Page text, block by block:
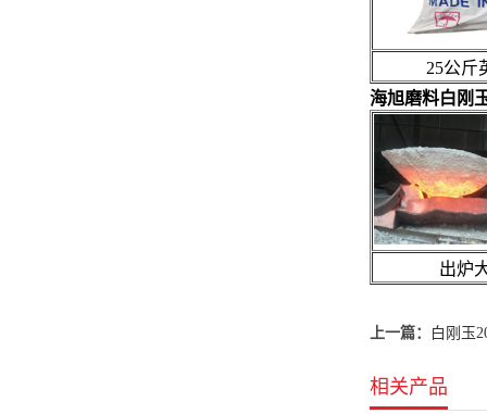
25公斤英
海旭磨料白刚
出炉大
上一篇： 白刚玉
相关产品